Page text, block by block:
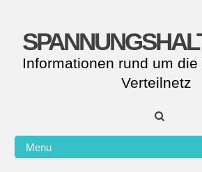
Informationen rund um
Verteilnetz
Menu